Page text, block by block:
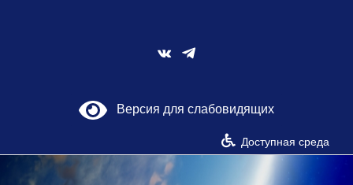
Vk
Версия для слабовидящих
Доступная среда